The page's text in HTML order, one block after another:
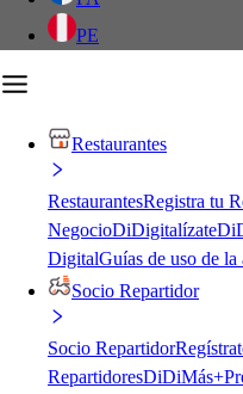
PE
Restaurantes
RestaurantesRegistra tu
NegocioDiDigitalízate
DigitalGuías de uso de la
Socio Repartidor
Socio Repartidor
RepartidoresDiDiMás+